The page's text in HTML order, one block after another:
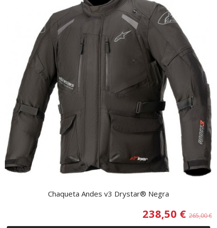
Chaqueta Andes v3 Drystar® Negra
238,50 € 265,00 €